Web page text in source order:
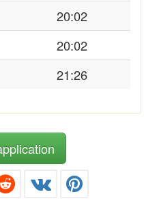
20:02
20:02
21:26